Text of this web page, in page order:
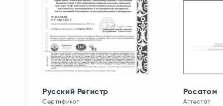
Русский Регистр
Сертификат
Росатом
Аттестат